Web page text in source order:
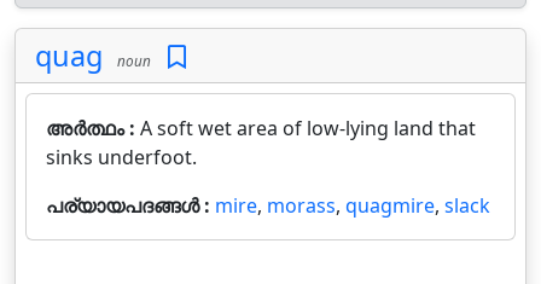
quag noun
അർത്ഥം : A soft wet area of low-lying land that
sinks underfoot.
പര്യായപദങ്ങൾ : mire, morass, quagmire, slack